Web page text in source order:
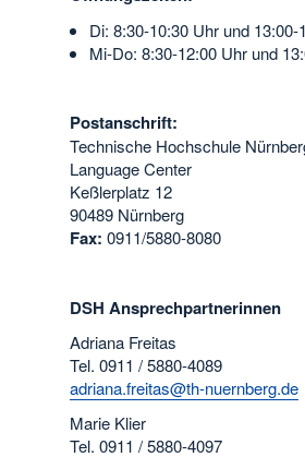
Di: 8:30-10:30 Uhr und 13:00-
Mi-Do: 8:30-12:00 Uhr und
Postanschrift:
Technische Hochschule
Language Center
Keßlerplatz 12
90489 Nürnberg
Fax: 0911/5880-8080
DSH Ansprechpartnerinnen
Adriana Freitas
Tel. 0911 / 5880-4089
adriana.freitas@th-nuernberg.de
Marie Klier
Tel. 0911 / 5880-4097